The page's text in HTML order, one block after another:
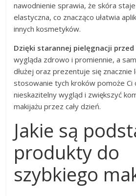
nawodnienie sprawia, że skóra staje
elastyczna, co znacząco ułatwia
innych kosmetyków.
Dzięki starannej pielęgnacji przed
wygląda zdrowo i promiennie, a
dłużej oraz prezentuje się znacznie
stosowanie tych kroków pomoże Ci
nieskazitelny wygląd i zwiększyć
makijażu przez cały dzień.
Jakie są
produkty do
szybkiego